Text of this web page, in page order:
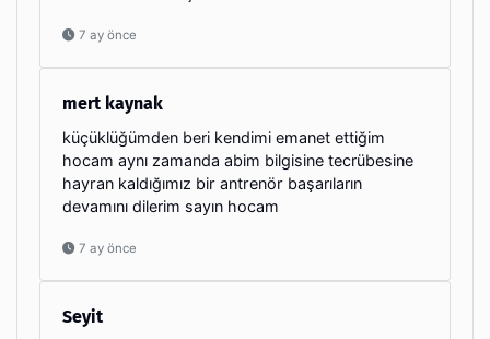
7 ay önce
mert kaynak
küçüklüğümden beri kendimi emanet ettiğim
hocam aynı zamanda abim bilgisine tecrübesine
hayran kaldığımız bir antrenör başarıların
devamını dilerim sayın hocam
7 ay önce
Seyit